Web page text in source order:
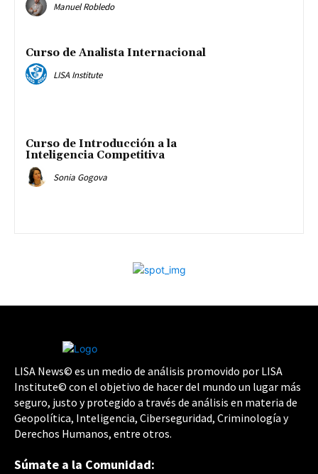
Manuel Robledo
Curso de Analista Internacional
LISA Institute
Curso de Introducción a la
Inteligencia Competitiva
Sonia Gogova
LISA News© es un medio de análisis promovido por LISA
Institute© con el objetivo de hacer del mundo un lugar más
seguro, justo y protegido a través de análisis en materia de
Geopolítica, Inteligencia, Ciberseguridad, Criminología y
Derechos Humanos, entre otros.
Súmate a la Comunidad: